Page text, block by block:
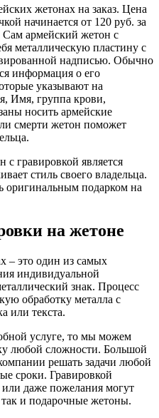
жетонах на заказ. Цена
начинается от 120 руб. за
армейский жетон с
металлическую пластину с
надписью. Обычно
информация о его
указывают на
Имя, группа крови,
носить армейские
смерти жетон поможет
гравировкой является
стиль своего владельца.
оригинальным подарком на
на жетоне
– это один из самых
индивидуальной
знак. Процесс
обработку металла с
или текста.
услуге, то мы можем
любой сложности. Большой
решать задачи любой
сроки. Гравировкой
даже пожелания могут
и подарочные жетоны.